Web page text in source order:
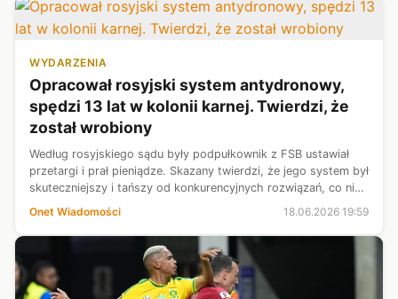
WYDARZENIA
Opracował rosyjski system antydronowy,
spędzi 13 lat w kolonii karnej. Twierdzi, że
został wrobiony
Według rosyjskiego sądu były podpułkownik z FSB ustawiał
przetargi i prał pieniądze. Skazany twierdzi, że jego system był
skuteczniejszy i tańszy od konkurencyjnych rozwiązań, co nie
podobało się "pewnym osobom".
Onet Wiadomości 18.06.2026 19:59